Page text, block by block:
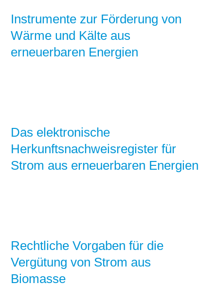
Instrumente zur Förderung von
Wärme und Kälte aus
erneuerbaren Energien
Das elektronische
Herkunftsnachweisregister für
Strom aus erneuerbaren Energien
Rechtliche Vorgaben für die
Vergütung von Strom aus
Biomasse